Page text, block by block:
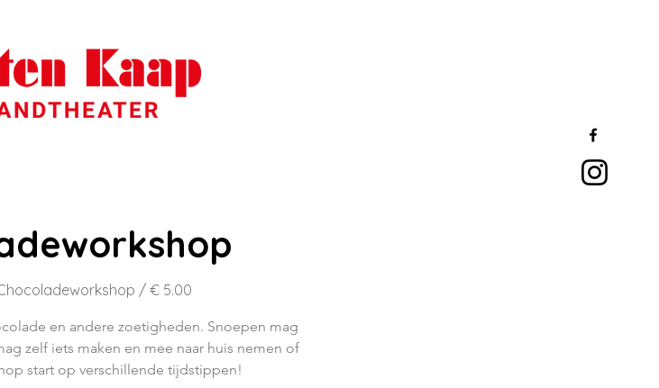
/ € 5.00
en andere zoetigheden. Snoepen mag
zelf iets maken en mee naar huis nemen of